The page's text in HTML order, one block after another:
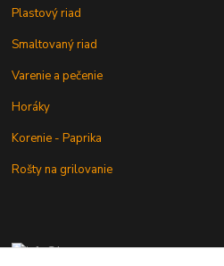
Plastový riad
Smaltovaný riad
Varenie a pečenie
Horáky
Korenie - Paprika
Rošty na grilovanie
+421 902 212 007